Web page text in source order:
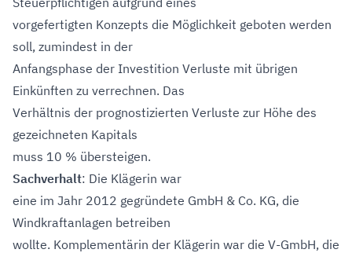
vorgefertigten Konzepts die Möglichkeit geboten werden
soll, zumindest in der
Anfangsphase der Investition Verluste mit übrigen
Einkünften zu verrechnen. Das
Verhältnis der prognostizierten Verluste zur Höhe des
gezeichneten Kapitals
muss 10 % übersteigen.
Sachverhalt: Die Klägerin war
eine im Jahr 2012 gegründete GmbH & Co. KG, die
Windkraftanlagen betreiben
wollte. Komplementärin der Klägerin war die V-GmbH, die